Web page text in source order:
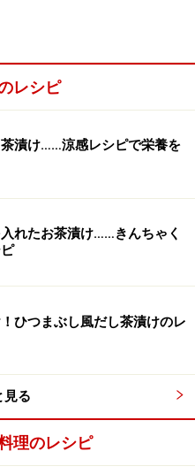
か、濃いめにいれて氷で
好みで。
レシピ
漬け……涼感レシピで栄養を
れたお茶漬け……きんちゃく
ひつまぶし風だし茶漬けのレ
見る
理のレシピ